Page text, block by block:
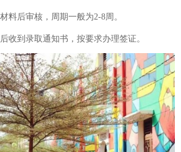
料后审核，周期一般为2-8周。
收到录取通知书，按要求办理签证。